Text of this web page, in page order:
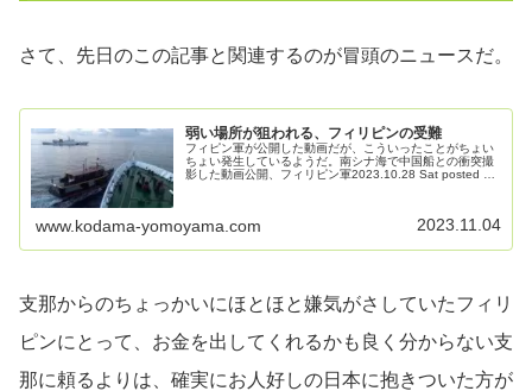
さて、先日のこの記事と関連するのが冒頭のニュースだ。
弱い場所が狙われる、フィリピンの受難
フィピン軍が公開した動画だが、こういったことがちょい
ちょい発生しているようだ。南シナ海で中国船との衝突撮
影した動画公開、フィリピン軍2023.10.28 Sat posted at
www.kodama-yomoyama.com 2023.11.04
支那からのちょっかいにほとほと嫌気がさしていたフィリ
ピンにとって、お金を出してくれるかも良く分からない支
那に頼るよりは、確実にお人好しの日本に抱きついた方が